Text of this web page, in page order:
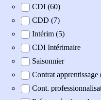
Type de contratCDI (60)
CDD (7)
Intérim (5)
CDI Intérimaire
Saisonnier
Contrat apprentissage
Cont.